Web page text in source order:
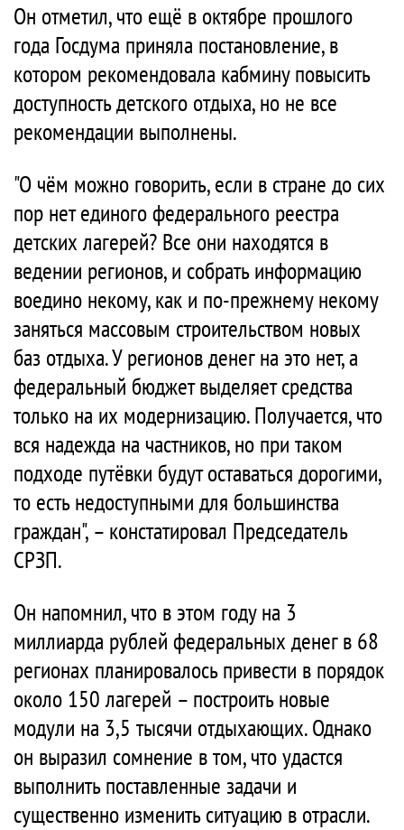
Он отметил, что ещё в октябре прошлого
года Госдума приняла постановление, в
котором рекомендовала кабмину повысить
доступность детского отдыха, но не все
рекомендации выполнены.
"О чём можно говорить, если в стране до сих
пор нет единого федерального реестра
детских лагерей? Все они находятся в
ведении регионов, и собрать информацию
воедино некому, как и по-прежнему некому
заняться массовым строительством новых
баз отдыха. У регионов денег на это нет, а
федеральный бюджет выделяет средства
только на их модернизацию. Получается, что
вся надежда на частников, но при таком
подходе путёвки будут оставаться дорогими,
то есть недоступными для большинства
граждан", – констатировал Председатель
СРЗП.
Он напомнил, что в этом году на 3
миллиарда рублей федеральных денег в 68
регионах планировалось привести в порядок
около 150 лагерей – построить новые
модули на 3,5 тысячи отдыхающих. Однако
он выразил сомнение в том, что удастся
выполнить поставленные задачи и
существенно изменить ситуацию в отрасли.